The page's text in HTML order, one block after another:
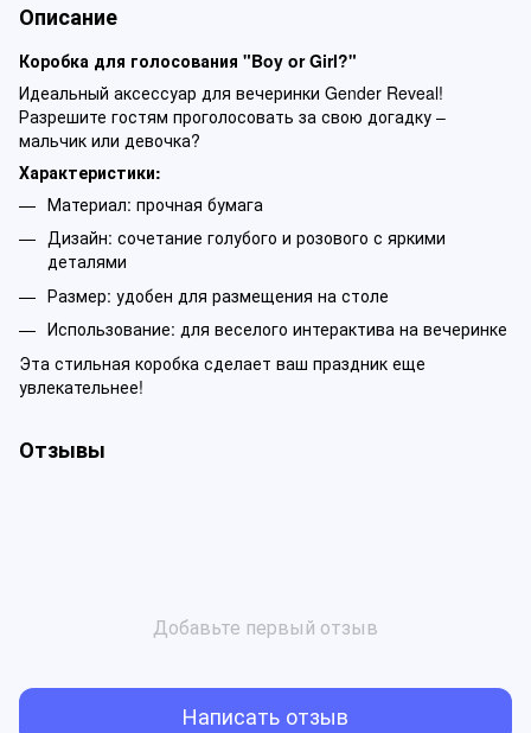
Описание
Коробка для голосования "Boy or Girl?"
Идеальный аксессуар для вечеринки Gender Reveal!
Разрешите гостям проголосовать за свою догадку –
мальчик или девочка?
Характеристики:
Материал: прочная бумага
Дизайн: сочетание голубого и розового с яркими
деталями
Размер: удобен для размещения на столе
Использование: для веселого интерактива на вечеринке
Эта стильная коробка сделает ваш праздник еще
увлекательнее!
Отзывы
Добавьте первый отзыв
Написать отзыв